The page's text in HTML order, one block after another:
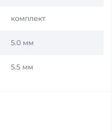
комплект
5.0 мм
5.5 мм